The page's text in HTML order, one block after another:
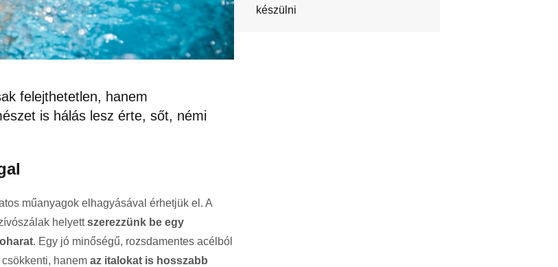
felejthetetlen, hanem
is hálás lesz érte, sőt, némi
műanyagok elhagyásával érhetjük el. A
helyettszerezzünk be egy
. Egy jó minőségű, rozsdamentes acélból
hanem az italokat is hosszabb
készülni